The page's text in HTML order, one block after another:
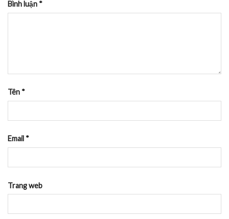
Bình luận *
Tên *
Email *
Trang web